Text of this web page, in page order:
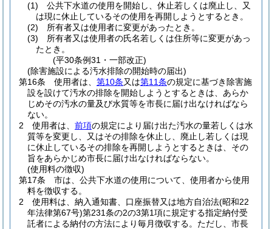
(1)
公共下水道の使用を開始し、休止若しくは廃止し、又
は現に休止しているその使用を再開しようとするとき。
(2)
所有者又は使用者に変更があったとき。
(3)
所有者又は使用者の氏名若しくは住所等に変更があっ
たとき。
(平30条例31・一部改正)
(除害施設による汚水排除の開始時の届出)
第16条
使用者は、 第10条又は第11条の規定に基づき除害施
設を設けて汚水の排除を開始しようとするときは、あらか
じめその汚水の量及び水質等を市長に届け出なければなら
ない。
2
使用者は、 前項の規定により届け出た汚水の量若しくは水
質等を変更し、又はその排除を休止し、廃止し若しくは現
に休止しているその排除を再開しようとするときは、その
旨をあらかじめ市長に届け出なければならない。
(使用料の徴収)
第17条
市は、公共下水道の使用について、使用者から使用
料を徴収する。
2
使用料は、納入通知書、口座振替又は地方自治法(昭和22
年法律第67号)第231条の2の3第1項に規定する指定納付受
託者による納付の方法により毎月徴収する。 ただし、市長